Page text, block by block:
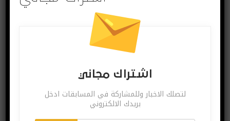
الالكتروني
يمكنك الغاء الاشتراك ساعة ما تشاء
البوست السابق البوست القادم
اشتراك مجاني
لتصلك الاخبار وللمشاركة في المسابقات ادخل
بريدك الالكتروني